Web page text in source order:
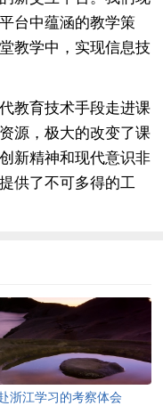
台中蕴涵的教学策
教学中，实现信息技
教育技术手段走进课
源，极大的改变了课
新精神和现代意识非
供了不可多得的工
浙江学习的考察体会